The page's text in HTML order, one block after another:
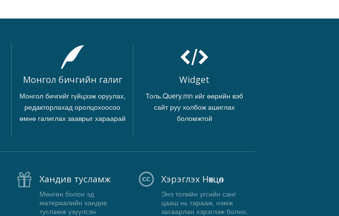
Монгол бичгийн галиг
Монгол бичгийг гүйцээж оруулах,
редакторлахад оролцохоосоо
өмнө галиглах зааврыг хараарай
Widget
Толь.Query.mn ийг өөрийн вэб
сайт руу холбож ашиглах
боломжтой
Хандив тусламж
Мөнгөн болон эд
материалийн хандив
тусламж үзүүлсэн
Хэрэглэх Нөхцөл
Энэ толийн үгсийн санг
цааш нь тарааж, нэмж
засварлан хэрэглэж болно,